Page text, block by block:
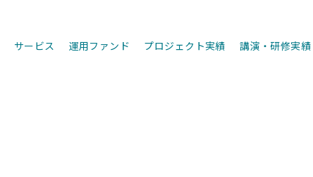
サービス 運用ファンド プロジェクト実績 講演・研修実績